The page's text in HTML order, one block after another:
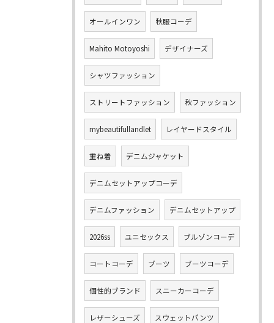
オールインワン 秋服コーデ
Mahito Motoyoshi デザイナーズ
シャツファッション
ストリートファッション 秋ファッション
mybeautifullandlet レイヤードスタイル
重ね着 デニムジャケット
デニムセットアップコーデ
デニムファッション デニムセットアップ
2026ss ユニセックス ブルゾンコーデ
コートコーデ ブーツ ブーツコーデ
個性的ブランド スニーカーコーデ
レザーシューズ スウェットパンツ